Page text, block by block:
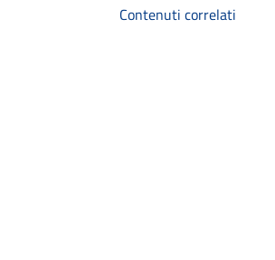
Contenuti correlati